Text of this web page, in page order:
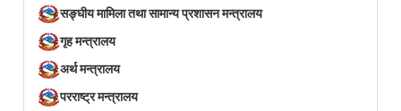
सङ्घीय मामिला तथा सामान्य प्रशासन मन्त्रालय
गृह मन्त्रालय
अर्थ मन्त्रालय
परराष्ट्र मन्त्रालय